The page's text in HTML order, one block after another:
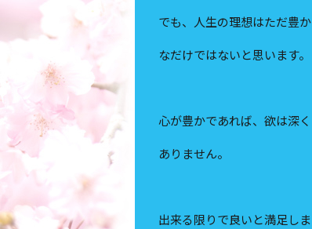
でも、人生の理想はただ豊か
なだけではないと思います。
心が豊かであれば、欲は深く
ありません。
出来る限りで良いと満足しま